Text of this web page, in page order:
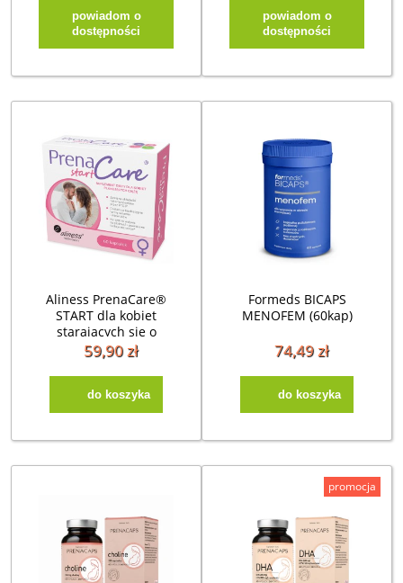
powiadom o
dostępności
powiadom o
dostępności
Aliness PrenaCare®
START dla kobiet
starających się o
dziecko (60kap)
59,90 zł
do koszyka
Formeds BICAPS
MENOFEM (60kap)
74,49 zł
do koszyka
promocja